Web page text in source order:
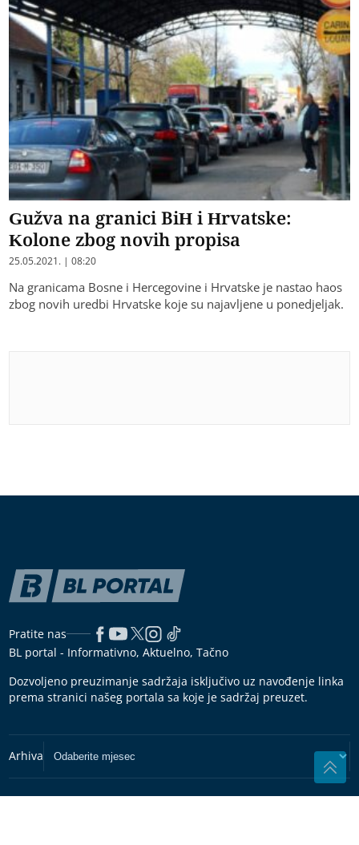
Gužva na granici BiH i Hrvatske:
Kolone zbog novih propisa
25.05.2021. | 08:20
Na granicama Bosne i Hercegovine i Hrvatske je nastao haos
zbog novih uredbi Hrvatske koje su najavljene u ponedjeljak.
Pratite nas
BL portal - Informativno, Aktuelno, Tačno
Dozvoljeno preuzimanje sadržaja isključivo uz navođenje linka
prema stranici našeg portala sa koje je sadržaj preuzet.